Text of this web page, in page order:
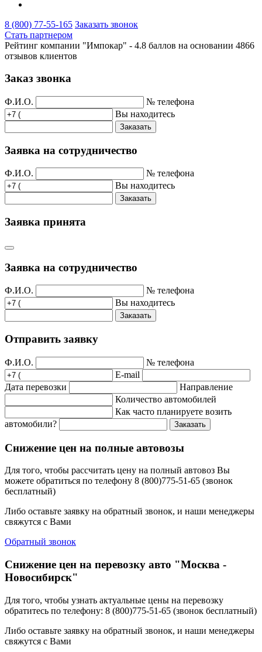
8 (800) 77-55-165 Заказать звонок
Стать партнером
Рейтинг компании "Импокар" - 4.8 баллов на основании 4866
отзывов клиентов
Заказ звонка
Ф.И.О.
№ телефона
Вы находитесь
Заказать
Заявка на сотрудничество
Ф.И.О.
№ телефона
Вы находитесь
Заказать
Заявка принята
Заявка на сотрудничество
Ф.И.О.
№ телефона
Вы находитесь
Заказать
Отправить заявку
Ф.И.О.
№ телефона
E-mail
Дата перевозки
Направление
Количество автомобилей
Как часто планируете возить
автомобили?
Заказать
Снижение цен на полные автовозы
Для того, чтобы рассчитать цену на полный автовоз Вы
можете обратиться по телефону 8 (800)775-51-65 (звонок
бесплатный)
Либо оставьте заявку на обратный звонок, и наши менеджеры
свяжутся с Вами
Обратный звонок
Снижение цен на перевозку авто "Москва -
Новосибирск"
Для того, чтобы узнать актуальные цены на перевозку
обратитесь по телефону: 8 (800)775-51-65 (звонок бесплатный)
Либо оставьте заявку на обратный звонок, и наши менеджеры
свяжутся с Вами